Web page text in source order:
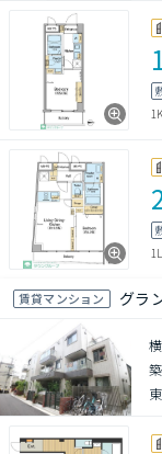
1K
賃貸マンション グラ